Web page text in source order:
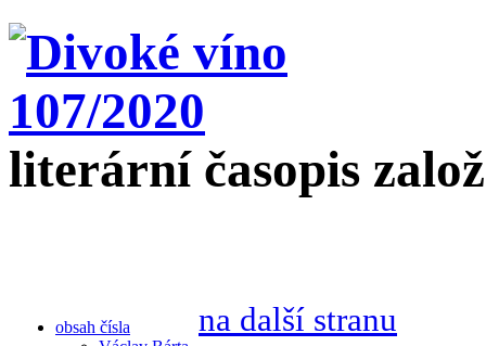
literární časopis
obsah čísla
na další stranu